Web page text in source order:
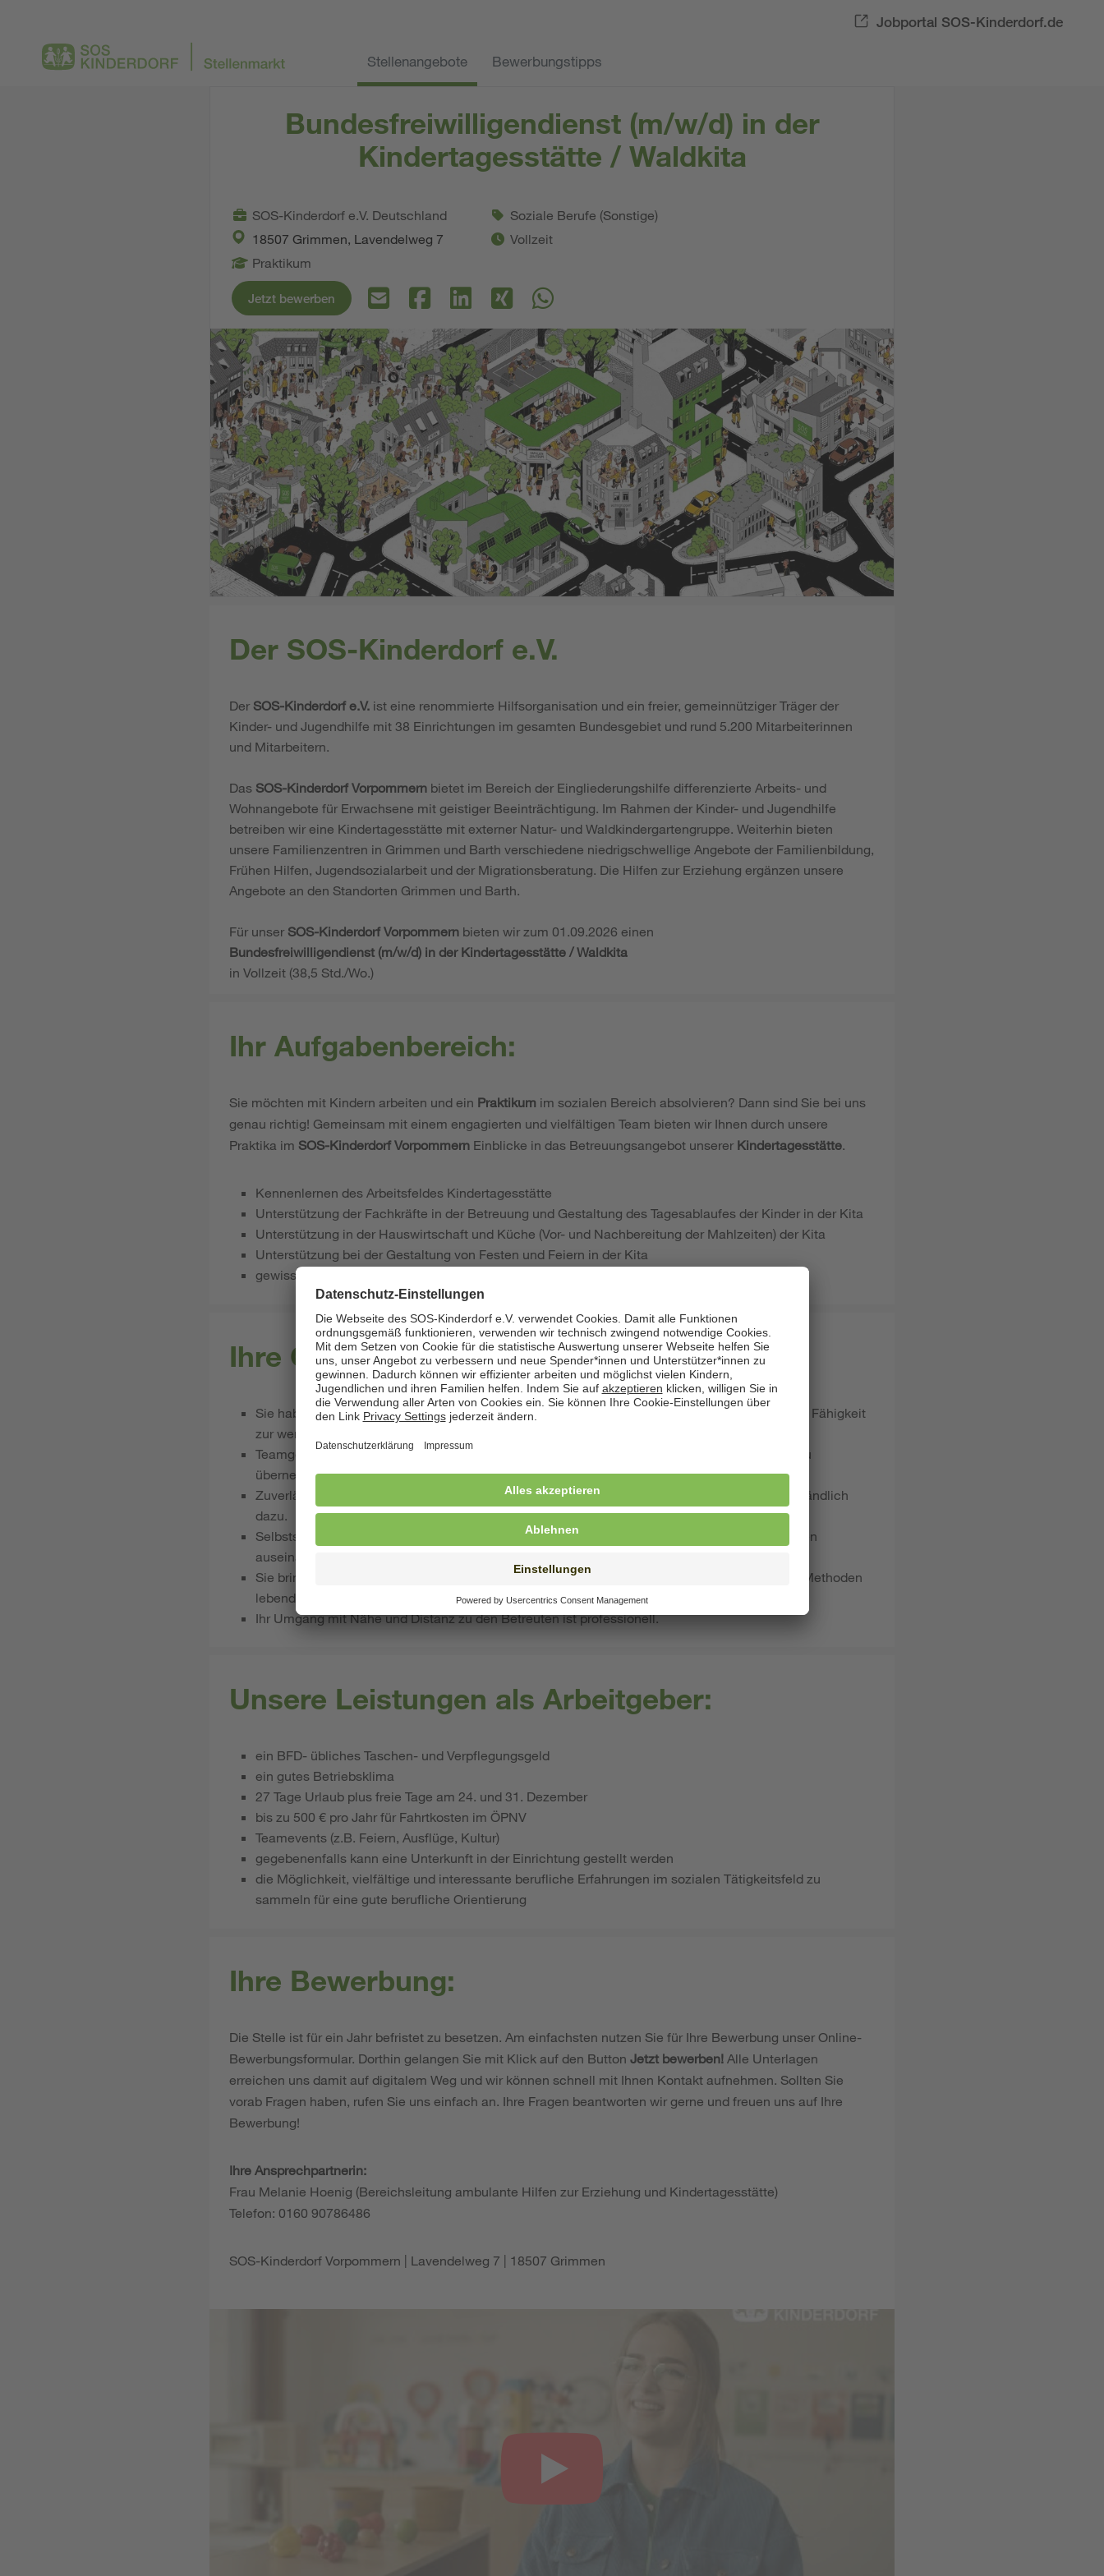
Jobportal SOS-Kinderdorf.de
Stellenangebote Bewerbungstipps
Bundesfreiwilligendienst (m/w/d) in der
Kindertagesstätte / Waldkita
SOS-Kinderdorf e.V. Deutschland
18507 Grimmen, Lavendelweg 7
Praktikum
Soziale Berufe (Sonstige)
Vollzeit
Jetzt bewerben
Der SOS-Kinderdorf e.V.
Der SOS-Kinderdorf e.V. ist eine renommierte Hilfsorganisation und ein freier, gemeinnütziger Träger der
Kinder- und Jugendhilfe mit 38 Einrichtungen im gesamten Bundesgebiet und rund 5.200 Mitarbeiterinnen
und Mitarbeitern.
Das SOS-Kinderdorf Vorpommern bietet im Bereich der Eingliederungshilfe differenzierte Arbeits- und
Wohnangebote für Erwachsene mit geistiger Beeinträchtigung. Im Rahmen der Kinder- und Jugendhilfe
betreiben wir eine Kindertagesstätte mit externer Natur- und Waldkindergartengruppe. Weiterhin bieten
unsere Familienzentren in Grimmen und Barth verschiedene niedrigschwellige Angebote der Familienbildung,
Frühen Hilfen, Jugendsozialarbeit und der Migrationsberatung. Die Hilfen zur Erziehung ergänzen unsere
Angebote an den Standorten Grimmen und Barth.
Für unser SOS-Kinderdorf Vorpommern bieten wir zum 01.09.2026 einen
Bundesfreiwilligendienst (m/w/d) in der Kindertagesstätte / Waldkita
in Vollzeit (38,5 Std./Wo.)
Ihr Aufgabenbereich:
Sie möchten mit Kindern arbeiten und ein Praktikum im sozialen Bereich absolvieren? Dann sind Sie bei uns
genau richtig! Gemeinsam mit einem engagierten und vielfältigen Team bieten wir Ihnen durch unsere
Praktika im SOS-Kinderdorf Vorpommern Einblicke in das Betreuungsangebot unserer Kindertagesstätte.
Kennenlernen des Arbeitsfeldes Kindertagesstätte
Unterstützung der Fachkräfte in der Betreuung und Gestaltung des Tagesablaufes der Kinder in der Kita
Unterstützung in der Hauswirtschaft und Küche (Vor- und Nachbereitung der Mahlzeiten) der Kita
Unterstützung bei der Gestaltung von Festen und Feiern in der Kita
gewissenhafte Umsetzung von Kinder- und Betreutenschutz
Ihre Qualifikation und Kompetenzen:
Sie haben Freude am Umgang mit Kindern und verfügen über Einfühlungsvermögen sowie die Fähigkeit
zur wertschätzenden Zusammenarbeit – sowohl mit den Kindern als auch im Team.
Teamgeist und Einsatzfreude zeichnen Sie ebenso aus wie Ihre Bereitschaft, Verantwortung zu
übernehmen.
Zuverlässigkeit und ein ausgeprägtes Verantwortungsbewusstsein gehören für Sie selbstverständlich
dazu.
Selbstständiges Arbeiten liegt Ihnen, und Sie setzen sich reflektiert mit Ihrem eigenen Verhalten
auseinander.
Sie bringen kreative Ideen ein und haben Freude daran, den pädagogischen Alltag mit neuen Methoden
lebendig zu gestalten.
Ihr Umgang mit Nähe und Distanz zu den Betreuten ist professionell.
Unsere Leistungen als Arbeitgeber:
ein BFD- übliches Taschen- und Verpflegungsgeld
ein gutes Betriebsklima
27 Tage Urlaub plus freie Tage am 24. und 31. Dezember
bis zu 500 € pro Jahr für Fahrtkosten im ÖPNV
Teamevents (z.B. Feiern, Ausflüge, Kultur)
gegebenenfalls kann eine Unterkunft in der Einrichtung gestellt werden
die Möglichkeit, vielfältige und interessante berufliche Erfahrungen im sozialen Tätigkeitsfeld zu
sammeln für eine gute berufliche Orientierung
Ihre Bewerbung:
Die Stelle ist für ein Jahr befristet zu besetzen. Am einfachsten nutzen Sie für Ihre Bewerbung unser Online-
Bewerbungsformular. Dorthin gelangen Sie mit Klick auf den Button Jetzt bewerben! Alle Unterlagen
erreichen uns damit auf digitalem Weg und wir können schnell mit Ihnen Kontakt aufnehmen. Sollten Sie
vorab Fragen haben, rufen Sie uns einfach an. Ihre Fragen beantworten wir gerne und freuen uns auf Ihre
Bewerbung!
Ihre Ansprechpartnerin:
Frau Melanie Hoenig (Bereichsleitung ambulante Hilfen zur Erziehung und Kindertagesstätte)
Telefon: 0160 90786486
SOS-Kinderdorf Vorpommern | Lavendelweg 7 | 18507 Grimmen